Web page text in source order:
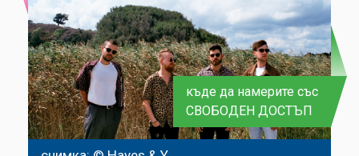
къде да намерите със
СВОБОДЕН ДОСТЪП